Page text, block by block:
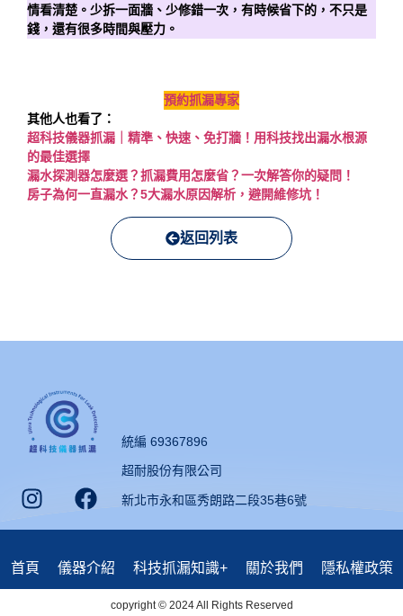
情看清楚。少拆一面牆、少修錯一次，有時候省下的，不只是
錢，還有很多時間與壓力。
預約抓漏專家
其他人也看了：
超科技儀器抓漏｜精準、快速、免打牆！用科技找出漏水根源
的最佳選擇
漏水探測器怎麼選？抓漏費用怎麼省？一次解答你的疑問！
房子為何一直漏水？5大漏水原因解析，避開維修坑！
返回列表
統編 69367896
超耐股份有限公司
新北市永和區秀朗路二段35巷6號
首頁 儀器介紹 科技抓漏知識+ 關於我們 隱私權政策
copyright © 2024 All Rights Reserved